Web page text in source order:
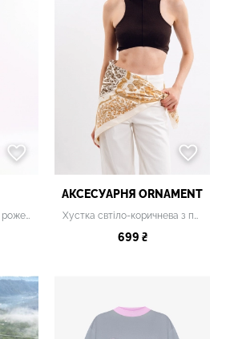
АКСЕСУАРНЯ ОRNAMENT
699 ₴